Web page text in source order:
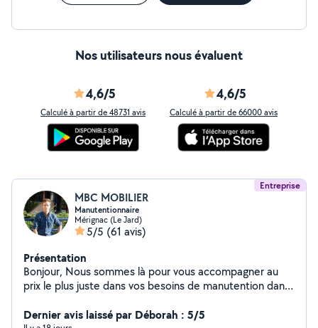
Nos utilisateurs nous évaluent
4,6/5
Calculé à partir de 48731 avis
4,6/5
Calculé à partir de 66000 avis
Entreprise
MBC MOBILIER
Manutentionnaire
Mérignac (Le Jard)
5/5 (61 avis)
Présentation
Bonjour, Nous sommes là pour vous accompagner au
prix le plus juste dans vos besoins de manutention dans
déchèterie, etc etc .. Nous sommes à votre disposition
Dernier avis laissé par Déborah : 5/5